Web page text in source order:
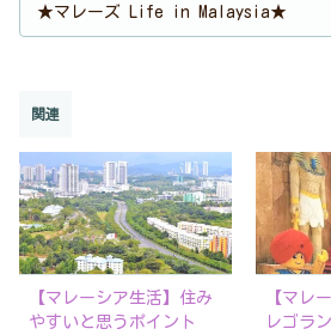
★マレーズ Life in Malaysia★
関連
【マレーシア生活】住み
やすいと思うポイント
【マレ
レゴラ